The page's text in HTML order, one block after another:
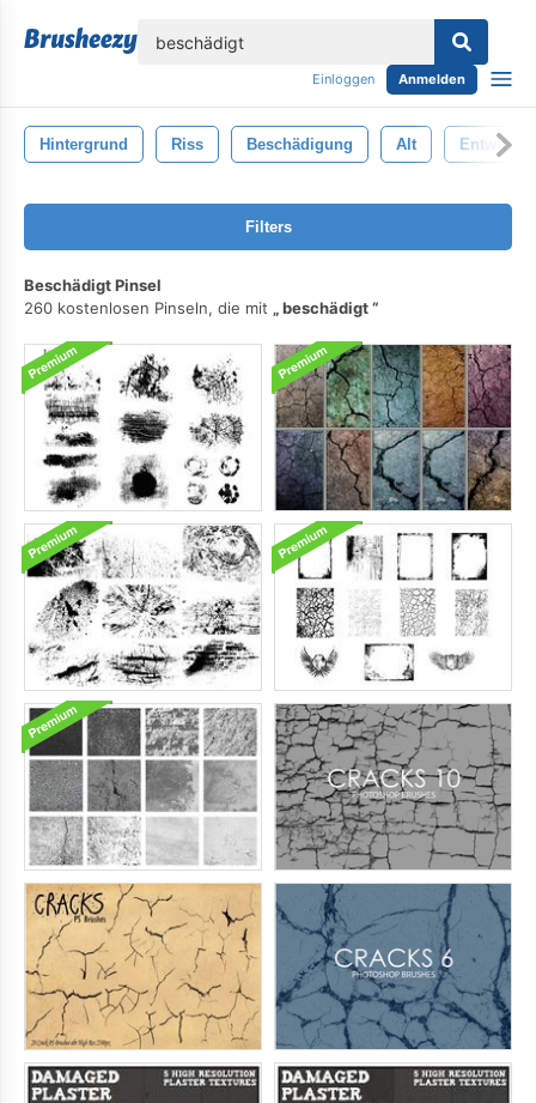
Einloggen Anmelden
Hintergrund Riss Beschädigung Alt Entwurf
Filters
Beschädigt Pinsel
260 kostenlosen Pinseln, die mit
beschädigt